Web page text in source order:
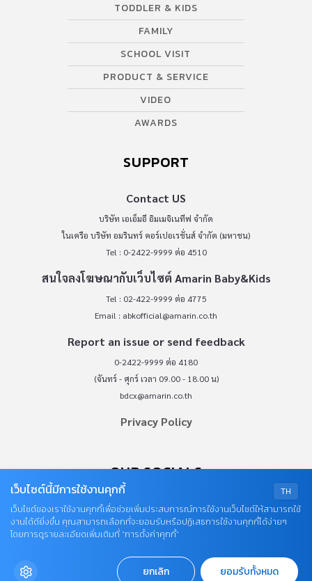
TODDLER & KIDS
FAMILY
SCHOOL VISIT
PRODUCT & SERVICE
VIDEO
AWARDS
SUPPORT
Contact US
บริษัท เอเอ็มอี อิมเมจิเนทีฟ จำกัด
ในเครือ บริษัท อมรินทร์ คอร์เปอเรชั่นส์ จำกัด (มหาชน)
Tel : 0-2422-9999 ต่อ 4510
สนใจลงโฆษณากับเว็บไซต์ Amarin Baby&Kids
Tel : 02-422-9999 ต่อ 4775
Email : abkofficial@amarin.co.th
Report an issue or send feedback
0-2422-9999 ต่อ 4180
(จันทร์ - ศุกร์ เวลา 09.00 - 18.00 น)
bdcx@amarin.co.th
Privacy Policy
OUR SOCIALS
© COPYRIGHT 2026
TH
เว็บไซต์นี้มีการใช้งานคุกกี้
เว็บไซต์ของเราใช้งานคุกกี้เพื่อช่วยเพิ่มประสบการณ์การใช้งานเว็บไซต์ให้สามารถใช้
งานได้ดียิ่งขึ้น คุณสามารถเลือกที่จะยอมรับหรือปฏิเสธการใช้งานคุกกี้ได้ง่ายๆ
โดยการดูรายละเอียดเพิ่มเติมที่ “การตั้งค่าคุกกี้”
ยกเลิก ยอมรับทั้งหมด